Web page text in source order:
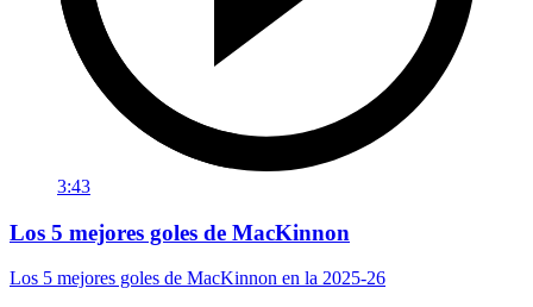
3:43
Los 5 mejores goles de MacKinnon
Los 5 mejores goles de MacKinnon en la 2025-26